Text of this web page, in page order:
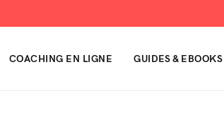
COACHING EN LIGNE GUIDES & EBOOKS